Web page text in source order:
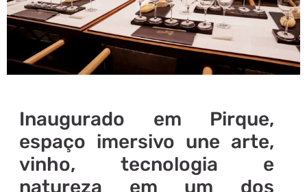
Inaugurado em Pirque,
espaço imersivo une arte,
vinho, tecnologia e
natureza em um dos